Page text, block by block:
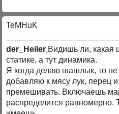
TeMHuK
der_Heiler,Видишь ли, какая
статике, а тут динамика.
Я когда делаю шашлык, то
добавляю к мясу лук, перец
премешивать. Включаешь
распределится